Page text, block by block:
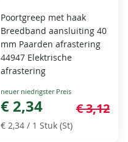
Poortgreep met haak
Breedband aansluiting 40
mm Paarden afrastering
44947 Elektrische
afrastering
Special
Price
€ 2,34 € 3,12
€ 2,34 / 1 Stuk (St)